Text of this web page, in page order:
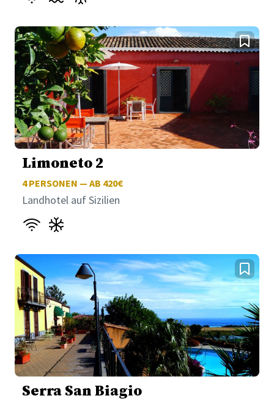
Limoneto 2
4PERSONEN — AB 420€
Landhotel auf Sizilien
Serra San Biagio